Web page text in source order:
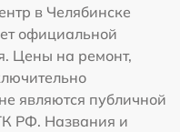
в Челябинске
официальной
Цены на ремонт,
являются публичной
РФ. Названия и